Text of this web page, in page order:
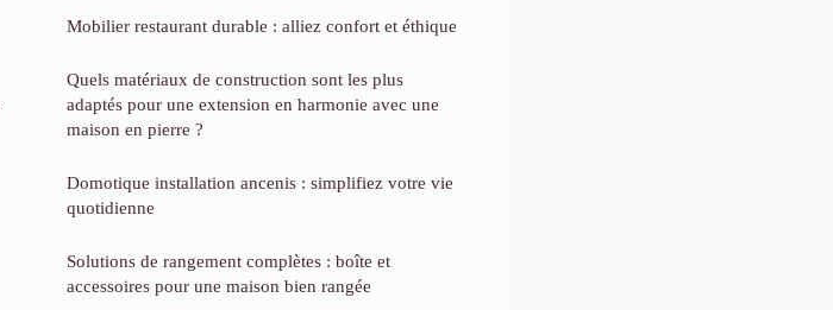
Mobilier restaurant durable : alliez confort et éthique
Quels matériaux de construction sont les plus
adaptés pour une extension en harmonie avec une
maison en pierre ?
Domotique installation ancenis : simplifiez votre vie
quotidienne
Solutions de rangement complètes : boîte et
accessoires pour une maison bien rangée